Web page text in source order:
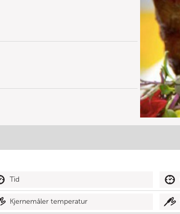
Tid
Kjernemåler temperatur